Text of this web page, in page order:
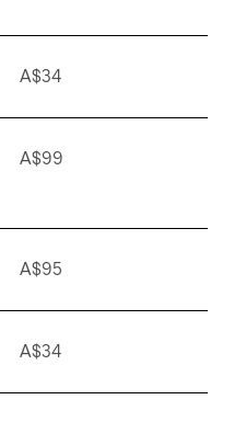
A$34
A$99
A$95
A$34